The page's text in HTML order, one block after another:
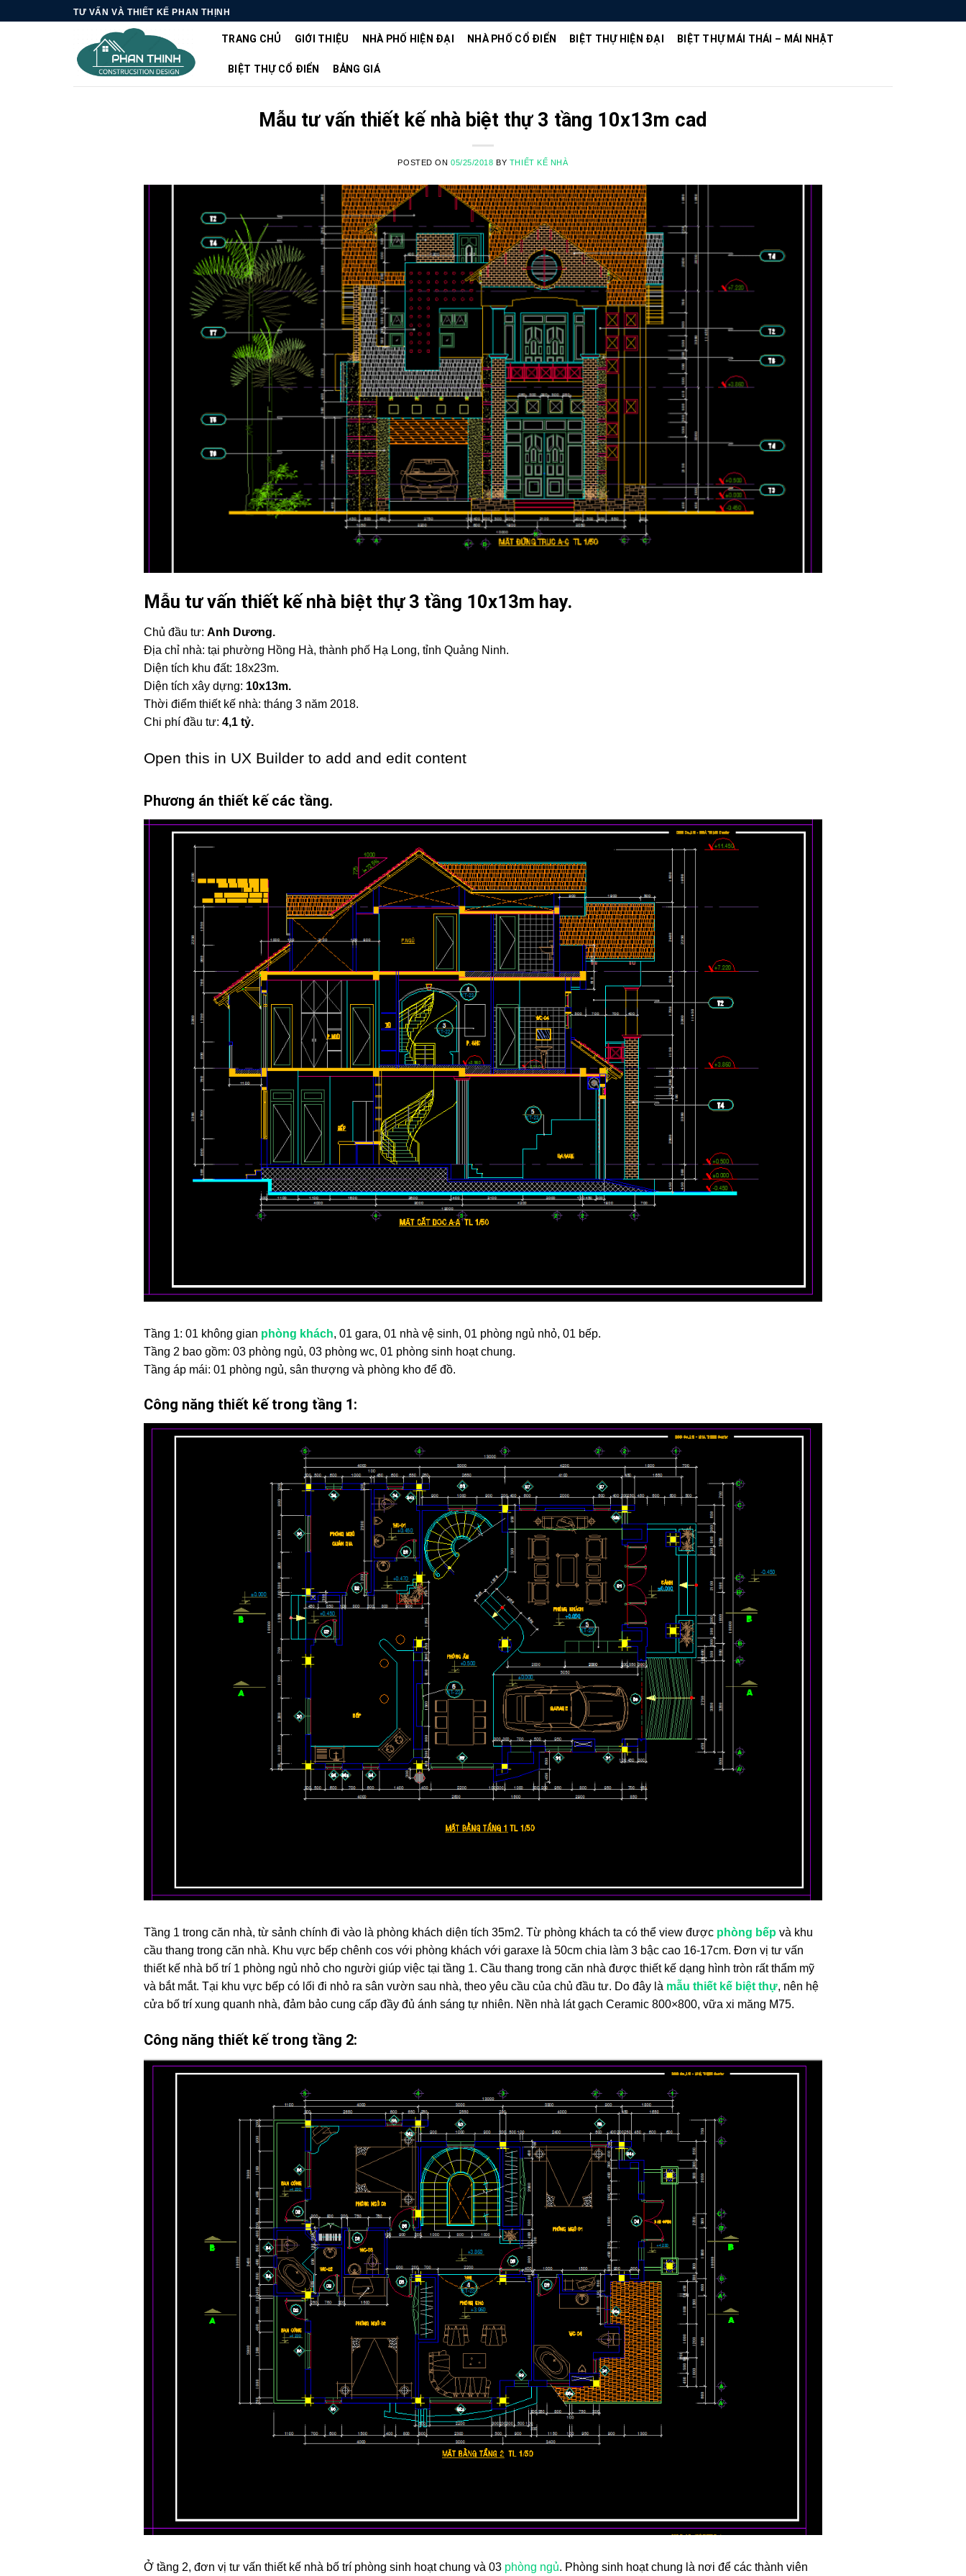
TƯ VẤN VÀ THIẾT KẾ PHAN THỊNH
TRANG CHỦ GIỚI THIỆU NHÀ PHỐ HIỆN ĐẠI NHÀ PHỐ CỔ ĐIỂN BIỆT THỰ HIỆN ĐẠI BIỆT THỰ MÁI THÁI – MÁI NHẬT
BIỆT THỰ CỔ ĐIỂN BẢNG GIÁ
Mẫu tư vấn thiết kế nhà biệt thự 3 tầng 10x13m cad
POSTED ON 05/25/2018 BY THIẾT KẾ NHÀ
Mẫu tư vấn thiết kế nhà biệt thự 3 tầng 10x13m hay.
Chủ đầu tư: Anh Dương.
Địa chỉ nhà: tại phường Hồng Hà, thành phố Hạ Long, tỉnh Quảng Ninh.
Diện tích khu đất: 18x23m.
Diện tích xây dựng: 10x13m.
Thời điểm thiết kế nhà: tháng 3 năm 2018.
Chi phí đầu tư: 4,1 tỷ.
Open this in UX Builder to add and edit content
Phương án thiết kế các tầng.
Tầng 1: 01 không gian phòng khách, 01 gara, 01 nhà vệ sinh, 01 phòng ngủ nhỏ, 01 bếp.
Tầng 2 bao gồm: 03 phòng ngủ, 03 phòng wc, 01 phòng sinh hoạt chung.
Tầng áp mái: 01 phòng ngủ, sân thượng và phòng kho để đồ.
Công năng thiết kế trong tầng 1:
Tầng 1 trong căn nhà, từ sảnh chính đi vào là phòng khách diện tích 35m2. Từ phòng khách ta có thể view được phòng bếpvà khu
cầu thang trong căn nhà. Khu vực bếp chênh cos với phòng khách với garaxe là 50cm chia làm 3 bậc cao 16-17cm. Đơn vị tư vấn
thiết kế nhà bố trí 1 phòng ngủ nhỏ cho người giúp việc tại tầng 1. Cầu thang trong căn nhà được thiết kế dạng hình tròn rất thẩm mỹ
và bắt mắt. Tại khu vực bếp có lối đi nhỏ ra sân vườn sau nhà, theo yêu cầu của chủ đầu tư. Do đây là mẫu thiết kế biệt thự, nên hệ
cửa bố trí xung quanh nhà, đảm bảo cung cấp đầy đủ ánh sáng tự nhiên. Nền nhà lát gạch Ceramic 800×800, vữa xi măng M75.
Công năng thiết kế trong tầng 2:
Ở tầng 2, đơn vị tư vấn thiết kế nhà bố trí phòng sinh hoạt chung và 03 phòng ngủ. Phòng sinh hoạt chung là nơi để các thành viên